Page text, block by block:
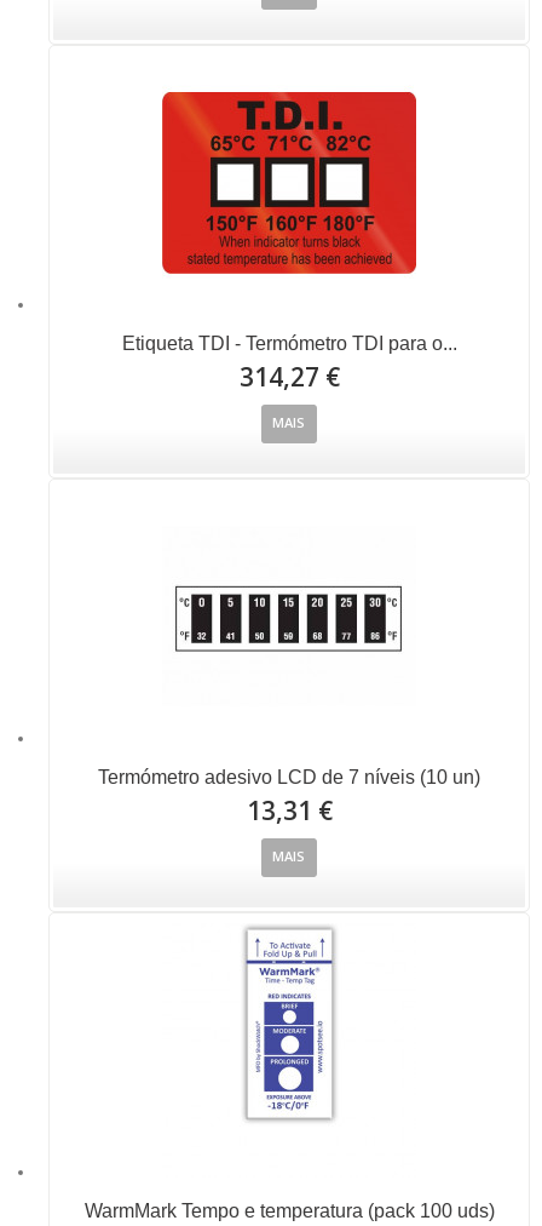
Etiqueta TDI - Termómetro TDI para o...
314,27 €
MAIS
Termómetro adesivo LCD de 7 níveis (10 un)
13,31 €
MAIS
WarmMark Tempo e temperatura (pack 100 uds)